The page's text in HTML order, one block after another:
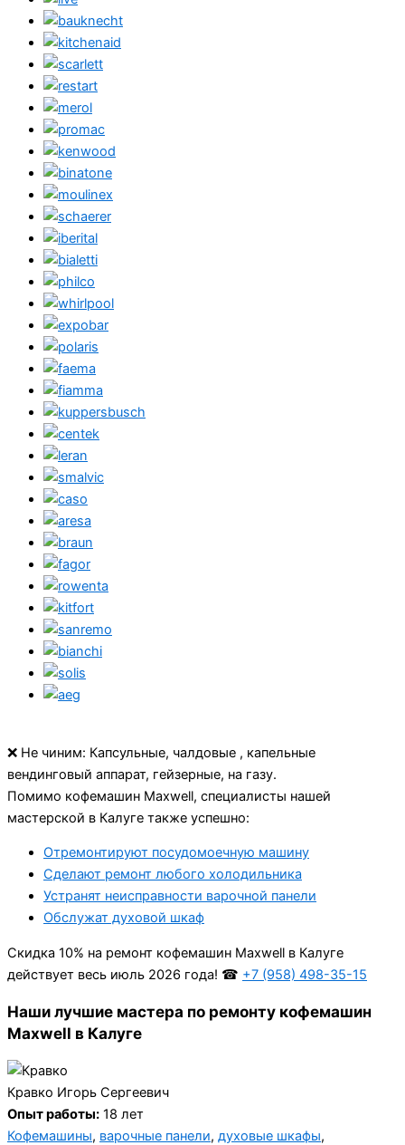
❌ Не чиним: Капсульные, чалдовые , капельные
вендинговый аппарат, гейзерные, на газу.
Помимо кофемашин Maxwell, специалисты нашей
мастерской в Калуге также успешно:
Отремонтируют посудомоечную машину
Сделают ремонт любого холодильника
Устранят неисправности варочной панели
Обслужат духовой шкаф
Cкидка 10% на ремонт кофемашин Maxwell в Калуге
действует весь июль 2026 года! ☎ +7 (958) 498-35-15
Наши лучшие мастера по ремонту кофемашин
Maxwell в Калуге
Кравко Игорь Сергеевич
Опыт работы: 18 лет
Кофемашины, варочные панели, духовые шкафы,